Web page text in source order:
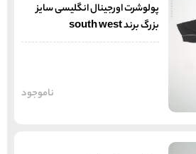
پولوشرت اورجینال انگلیسی سایز
بزرگ برند south west
ناموجود